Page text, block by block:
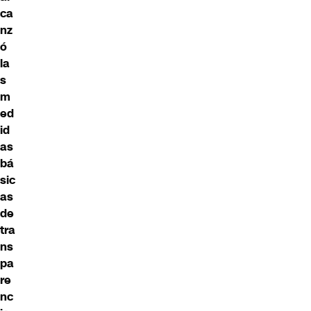
ca
nz
ó
la
s
m
ed
id
as
bá
sic
as
de
tra
ns
pa
re
nc